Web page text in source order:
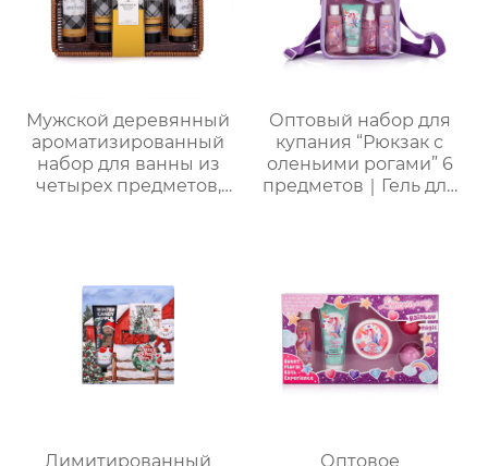
Мужской деревянный
ароматизированный
набор для ванны из
четырех предметов,
подарочная коробка
для ванны для
мужчин, подарок на
День отца , парню,
мужу
Оптовый набор для
купания “Рюкзак с
оленьими рогами” 6
предметов｜Гель для
бомбочка для ванны
“Пятиконечная
звезда” 50 г и пенная
мочалка “Единорог”
для активной пены｜
Лимитированный
Оптовое